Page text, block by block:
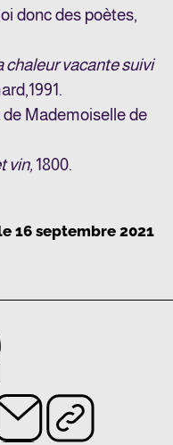
donc des poètes,
chaleur vacante suivi
1991.
Mademoiselle de
vin,1800.
16 septembre 2021